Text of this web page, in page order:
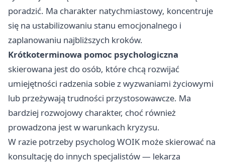
poradzić. Ma charakter natychmiastowy, koncentruje
się na ustabilizowaniu stanu emocjonalnego i
zaplanowaniu najbliższych kroków.
Krótkoterminowa pomoc psychologiczna
skierowana jest do osób, które chcą rozwijać
umiejętności radzenia sobie z wyzwaniami życiowymi
lub przeżywają trudności przystosowawcze. Ma
bardziej rozwojowy charakter, choć również
prowadzona jest w warunkach kryzysu.
W razie potrzeby psycholog WOIK może skierować na
konsultację do innych specjalistów — lekarza